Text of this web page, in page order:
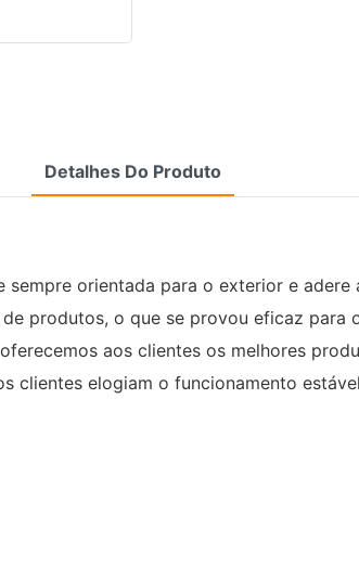
Detalhes Do Produto
orientada para o exterior e
produtos, o que se provou eficaz para
aos clientes os melhores
clientes elogiam o funcionamento